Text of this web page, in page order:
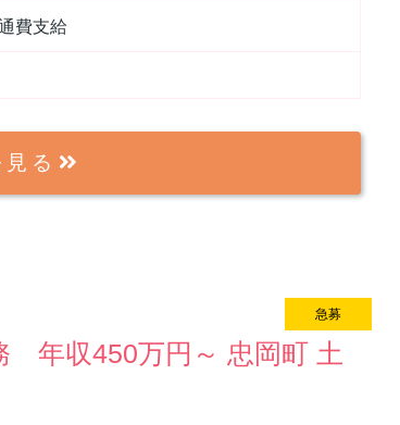
費支給
る
new
急募
年収450万円～ 忠岡町 土